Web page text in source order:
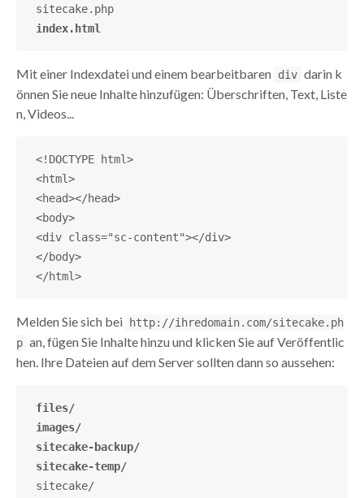
sitecake.php
index.html
Mit einer Indexdatei und einem bearbeitbaren div darin k
önnen Sie neue Inhalte hinzufügen: Überschriften, Text, Liste
n, Videos...
<!DOCTYPE html>
<html>
<head></head>
<body>
<div class="sc-content"></div>
</body>
</html>
Melden Sie sich bei
http://ihredomain.com/sitecake.ph
p an, fügen Sie Inhalte hinzu und klicken Sie auf Veröffentlic
hen. Ihre Dateien auf dem Server sollten dann so aussehen:
files/
images/
sitecake-backup/
sitecake-temp/
sitecake/